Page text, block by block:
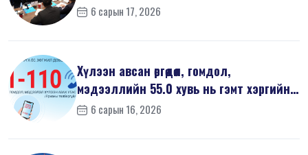
6 сарын 17, 2026
Хүлээн авсан өргөдөл, гомдол,
мэдээллийн 55.0 хувь нь гэмт хэргийн
шин...
6 сарын 16, 2026